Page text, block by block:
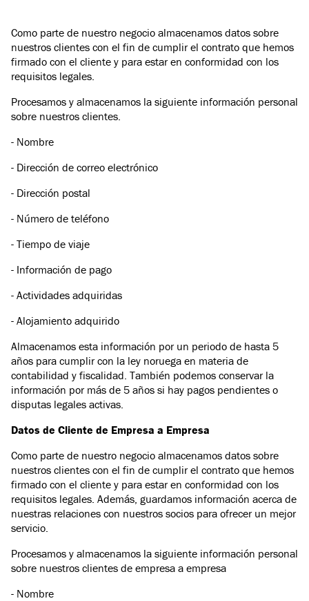
Como parte de nuestro negocio almacenamos datos sobre
nuestros clientes con el fin de cumplir el contrato que hemos
firmado con el cliente y para estar en conformidad con los
requisitos legales.
Procesamos y almacenamos la siguiente información personal
sobre nuestros clientes.
- Nombre
- Dirección de correo electrónico
- Dirección postal
- Número de teléfono
- Tiempo de viaje
- Información de pago
- Actividades adquiridas
- Alojamiento adquirido
Almacenamos esta información por un periodo de hasta 5
años para cumplir con la ley noruega en materia de
contabilidad y fiscalidad. También podemos conservar la
información por más de 5 años si hay pagos pendientes o
disputas legales activas.
Datos de Cliente de Empresa a Empresa
Como parte de nuestro negocio almacenamos datos sobre
nuestros clientes con el fin de cumplir el contrato que hemos
firmado con el cliente y para estar en conformidad con los
requisitos legales. Además, guardamos información acerca de
nuestras relaciones con nuestros socios para ofrecer un mejor
servicio.
Procesamos y almacenamos la siguiente información personal
sobre nuestros clientes de empresa a empresa
- Nombre